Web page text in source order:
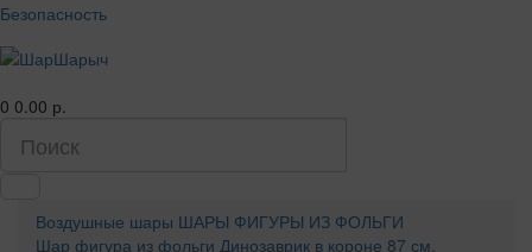
Безопасность
0 0.00 р.
Воздушные шары ШАРЫ ФИГУРЫ ИЗ ФОЛЬГИ
Шар фигура из фольги Динозаврик в короне 87 см.